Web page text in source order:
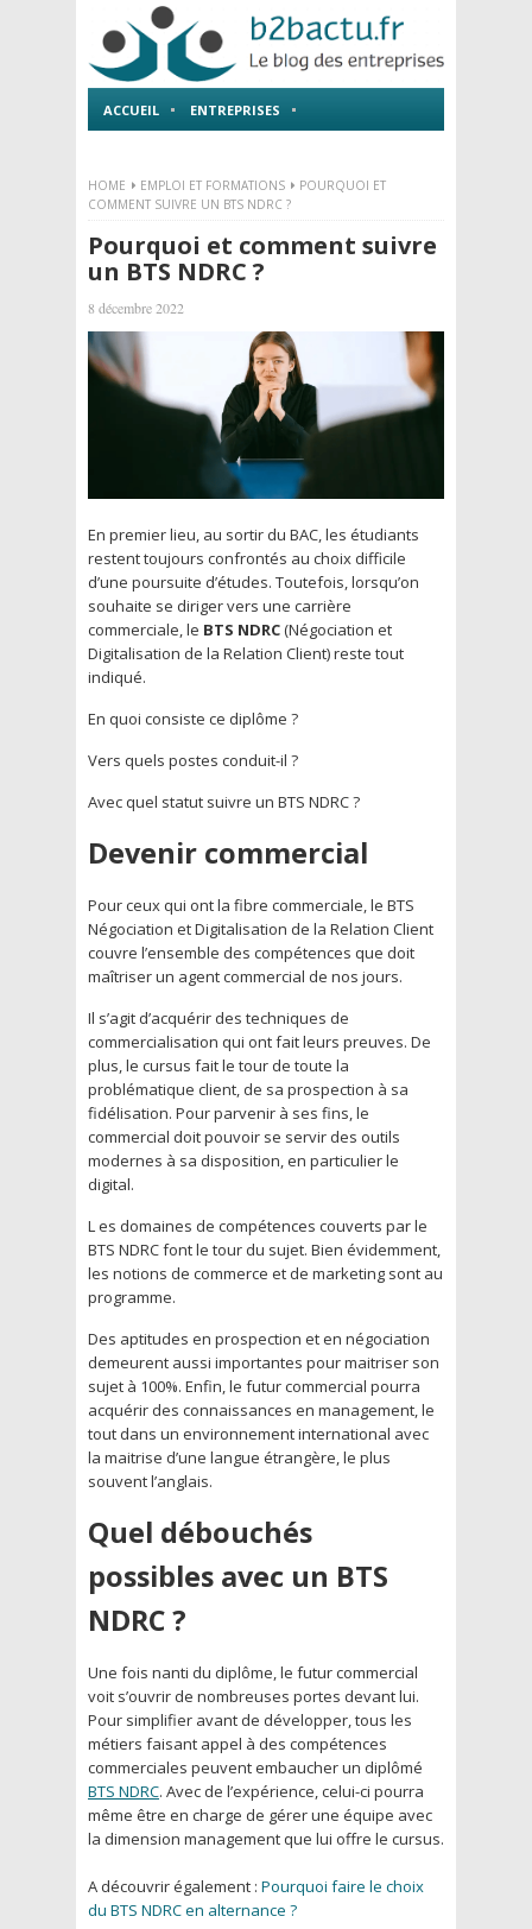
ACCUEIL ENTREPRISES
HOME EMPLOI ET FORMATIONS
POURQUOI ET
COMMENT SUIVRE UN BTS NDRC ?
Pourquoi et comment suivre
un BTS NDRC ?
8 décembre 2022
En premier lieu, au sortir du BAC, les étudiants
restent toujours confrontés au choix difficile
d’une poursuite d’études. Toutefois, lorsqu’on
souhaite se diriger vers une carrière
commerciale, le BTS NDRC(Négociation et
Digitalisation de la Relation Client) reste tout
indiqué.
En quoi consiste ce diplôme ?
Vers quels postes conduit-il ?
Avec quel statut suivre un BTS NDRC ?
Devenir commercial
Pour ceux qui ont la fibre commerciale, le BTS
Négociation et Digitalisation de la Relation Client
couvre l’ensemble des compétences que doit
maîtriser un agent commercial de nos jours.
Il s’agit d’acquérir des techniques de
commercialisation qui ont fait leurs preuves. De
plus, le cursus fait le tour de toute la
problématique client, de sa prospection à sa
fidélisation. Pour parvenir à ses fins, le
commercial doit pouvoir se servir des outils
modernes à sa disposition, en particulier le
digital.
L es domaines de compétences couverts par le
BTS NDRC font le tour du sujet. Bien évidemment,
les notions de commerce et de marketing sont au
programme.
Des aptitudes en prospection et en négociation
demeurent aussi importantes pour maitriser son
sujet à 100%. Enfin, le futur commercial pourra
acquérir des connaissances en management, le
tout dans un environnement international avec
la maitrise d’une langue étrangère, le plus
souvent l’anglais.
Quel débouchés
possibles avec un BTS
NDRC ?
Une fois nanti du diplôme, le futur commercial
voit s’ouvrir de nombreuses portes devant lui.
Pour simplifier avant de développer, tous les
métiers faisant appel à des compétences
commerciales peuvent embaucher un diplômé
BTS NDRC. Avec de l’expérience, celui-ci pourra
même être en charge de gérer une équipe avec
la dimension management que lui offre le cursus.
A découvrir également : Pourquoi faire le choix
du BTS NDRC en alternance ?